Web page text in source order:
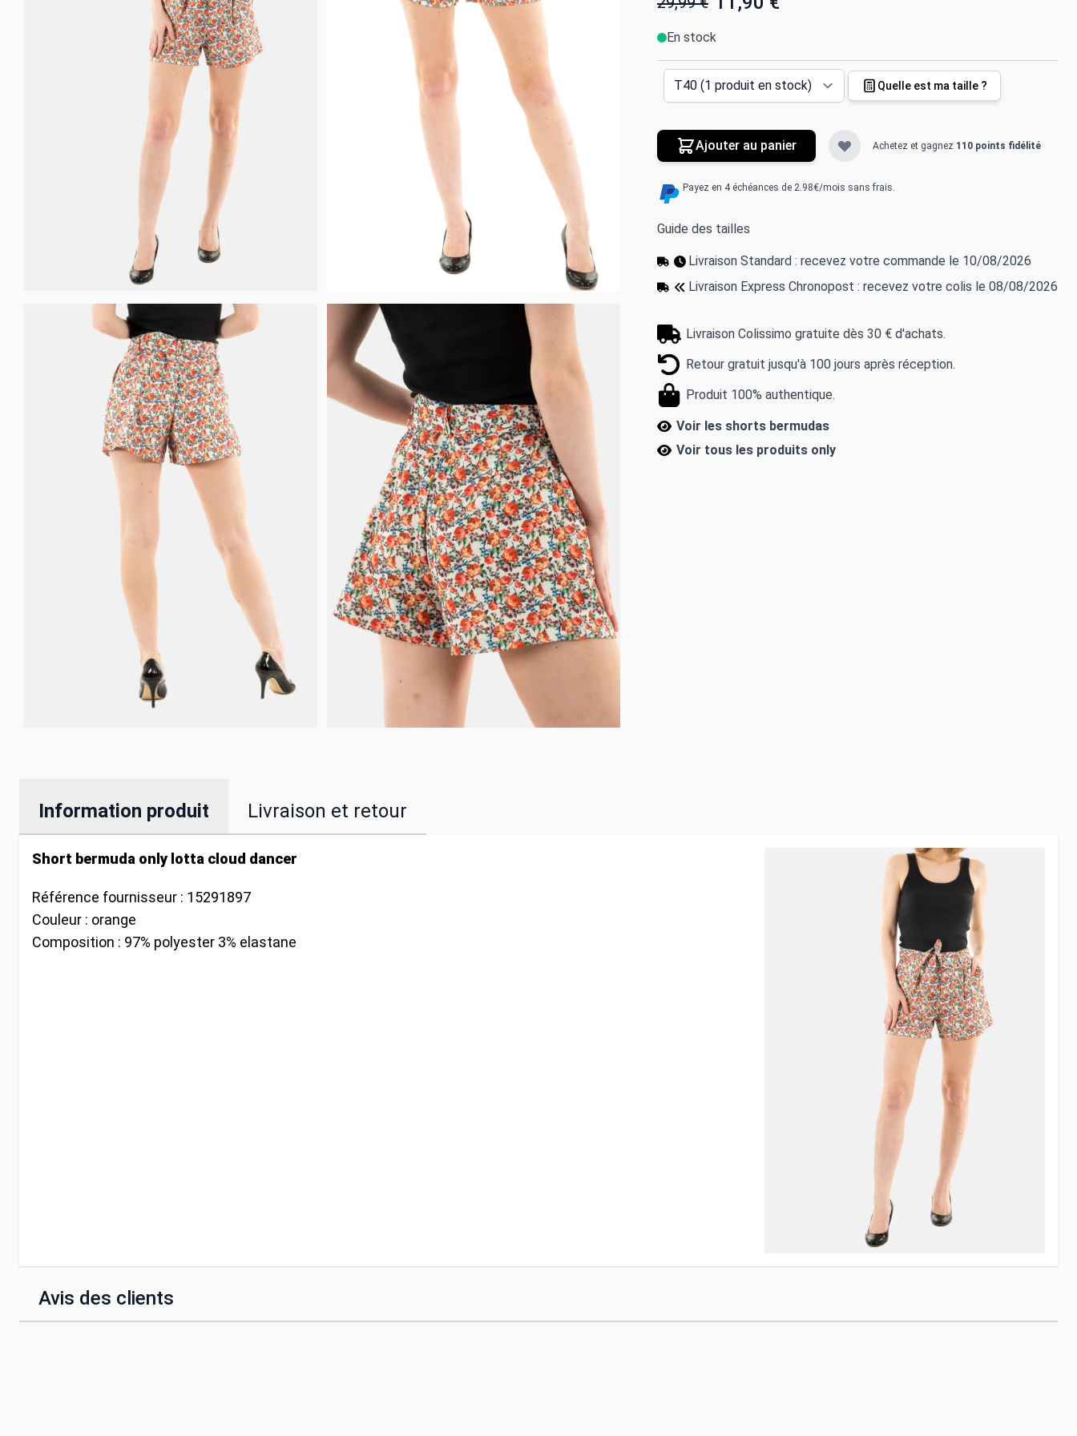
En stock
Quelle est ma taille ?
Ajouter au panier Achetez et gagnez 110 points fidélité
Payez en 4 échéances de 2.98€/mois sans frais.
Guide des tailles
Livraison Standard : recevez votre commande le 10/08/2026
Livraison Express Chronopost : recevez votre colis le 08/08/2026
Livraison Colissimo gratuite dès 30 € d'achats.
Retour gratuit jusqu'à 100 jours après réception.
Produit 100% authentique.
Voir les shorts bermudas
Voir tous les produits only
Information produit Livraison et retour
Short bermuda only lotta cloud dancer
Référence fournisseur : 15291897
Couleur : orange
Composition : 97% polyester 3% elastane
Avis des clients